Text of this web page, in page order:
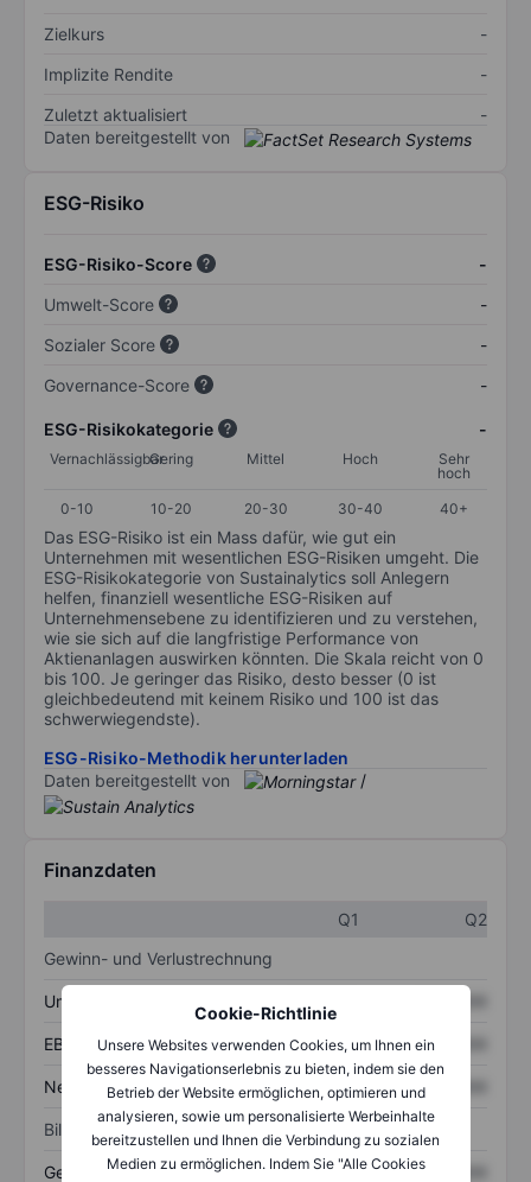
Cookie-Richtlinie
Unsere Websites verwenden Cookies, um Ihnen ein
besseres Navigationserlebnis zu bieten, indem sie den
Betrieb der Website ermöglichen, optimieren und
analysieren, sowie um personalisierte Werbeinhalte
bereitzustellen und Ihnen die Verbindung zu sozialen
Medien zu ermöglichen. Indem Sie "Alle Cookies
Zielkurs
-
Implizite Rendite
-
Zuletzt aktualisiert
-
Daten bereitgestellt von
ESG-Risiko
ESG-Risiko-Score
-
Umwelt-Score
-
Sozialer Score
-
Governance-Score
-
ESG-Risikokategorie -
VernachlässigbarGering Mittel Hoch
Sehr
hoch
0-10
10-20 20-30 30-40 40+
Das ESG-Risiko ist ein Mass dafür, wie gut ein
Unternehmen mit wesentlichen ESG-Risiken umgeht. Die
ESG-Risikokategorie von Sustainalytics soll Anlegern
helfen, finanziell wesentliche ESG-Risiken auf
Unternehmensebene zu identifizieren und zu verstehen,
wie sie sich auf die langfristige Performance von
Aktienanlagen auswirken könnten. Die Skala reicht von 0
bis 100. Je geringer das Risiko, desto besser (0 ist
gleichbedeutend mit keinem Risiko und 100 ist das
schwerwiegendste).
ESG-Risiko-Methodik herunterladen
Daten bereitgestellt von
/
Finanzdaten
Q1
Q2
Gewinn- und Verlustrechnung
Umsatz
EBITDA XXXXXXX XXXXXXX
Nettoeinkommen XXXXXXX XXXXXXX
Bilanz
Gesamtvermögen XXXXXXX XXXXXXX